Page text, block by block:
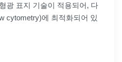
광 표지 기술이 적용되어, 다
cytometry)에 최적화되어 있